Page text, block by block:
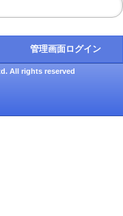
管理画面ログイン
All rights reserved